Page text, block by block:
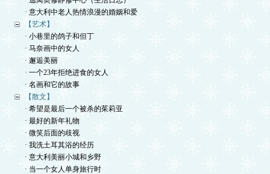
· 意大利中老人热情浪漫的婚姻和爱
【艺术】
· 小巷里的鸽子和但丁
· 马奈画中的女人
· 邂逅美丽
· 一个23年拒绝进食的女人
· 名画和它的故事
【散文】
· 希望是最后一个被杀的茱莉亚
· 最好的新年礼物
· 微笑后面的歧视
· 我洗土耳其浴的经历
· 意大利美丽小城和乡野
· 当一个女人单身旅行时